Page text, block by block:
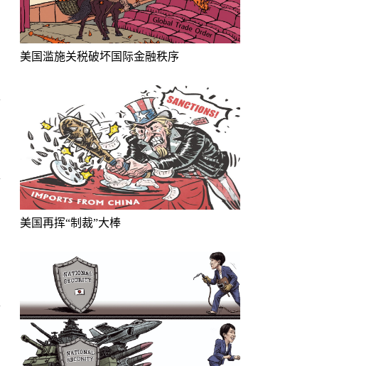
美国滥施关税破坏国际金融秩序
美国再挥“制裁”大棒